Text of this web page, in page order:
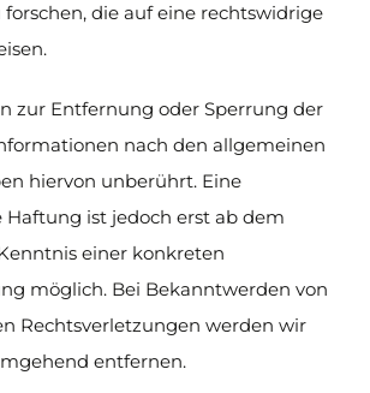
die auf eine rechtswidrige
zur Entfernung oder Sperrung der
nach den allgemeinen
hiervon unberührt. Eine
Haftung ist jedoch erst ab dem
einer konkreten
möglich. Bei Bekanntwerden von
Rechtsverletzungen werden wir
entfernen.